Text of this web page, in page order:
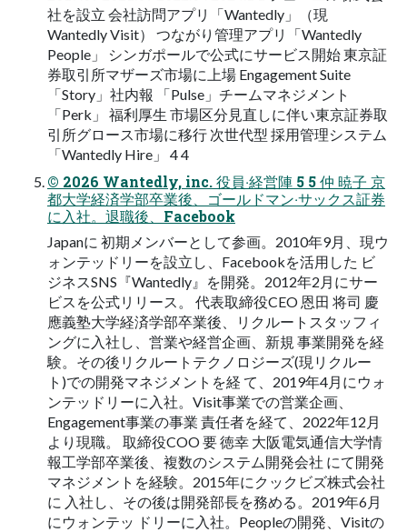
社を設⽴ 会社訪問アプリ「Wantedly」（現
Wantedly Visit） つながり管理アプリ「Wantedly
People」 シンガポールで公式にサービス開始 東京証
券取引所マザーズ市場に上場 Engagement Suite
「Story」社内報 「Pulse」チームマネジメント
「Perk」 福利厚⽣ 市場区分⾒直しに伴い東京証券取
引所グロース市場に移⾏ 次世代型 採⽤管理システム
「Wantedly Hire」 4 4
© 2026 Wantedly, inc. 役員‧経営陣 5 5 仲 暁⼦ 京
都⼤学経済学部卒業後、ゴールドマン‧サックス証券
に⼊社。退職後、Facebook
Japanに 初期メンバーとして参画。2010年9⽉、現ウ
ォンテッドリーを設⽴し、Facebookを活⽤した ビ
ジネスSNS『Wantedly』を開発。2012年2⽉にサー
ビスを公式リリース。 代表取締役CEO 恩⽥ 将司 慶
應義塾⼤学経済学部卒業後、リクルートスタッフィ
ングに⼊社し、営業や経営企画、新規 事業開発を経
験。その後リクルートテクノロジーズ(現リクルー
ト)での開発マネジメントを経 て、2019年4⽉にウォ
ンテッドリーに⼊社。Visit事業での営業企画、
Engagement事業の事業 責任者を経て、2022年12⽉
より現職。 取締役COO 要 徳幸 ⼤阪電気通信⼤学情
報⼯学部卒業後、複数のシステム開発会社 にて開発
マネジメントを経験。2015年にクックビズ株式会社
に ⼊社し、その後は開発部⻑を務める。2019年6⽉
にウォンテッ ドリーに⼊社。Peopleの開発、Visitの